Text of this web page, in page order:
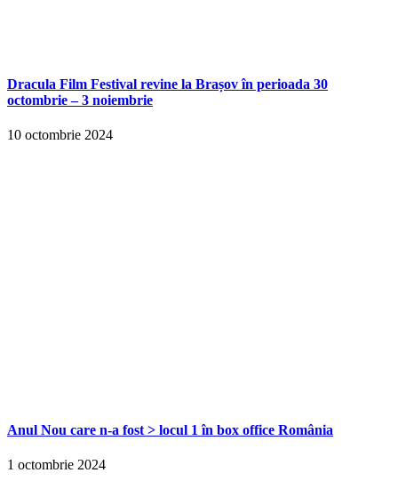
Dracula Film Festival revine la Brașov în perioada 30
octombrie – 3 noiembrie
10 octombrie 2024
Anul Nou care n-a fost > locul 1 în box office România
1 octombrie 2024